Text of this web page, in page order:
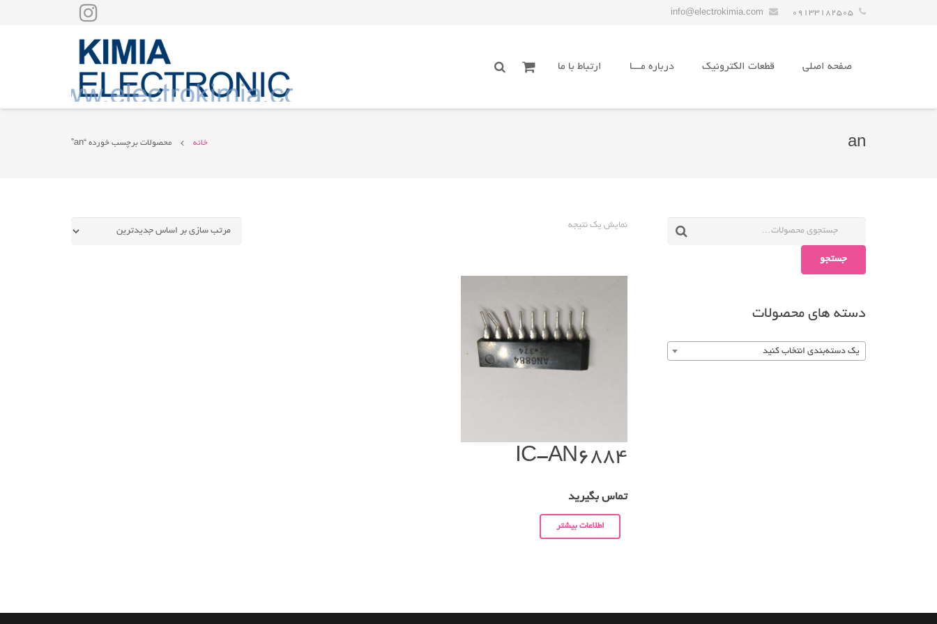
09133182505
info@electrokimia.com
صفحه اصلی قطعات الکترونیک درباره مـــا ارتباط با ما
an خانه محصولات برچسب خورده “an”
نمایش یک نتیجه
IC-AN6884
تماس بگیرید
اطلاعات بیشتر
جستجو
دسته های محصولات
یک دسته‌بندی انتخاب کنید